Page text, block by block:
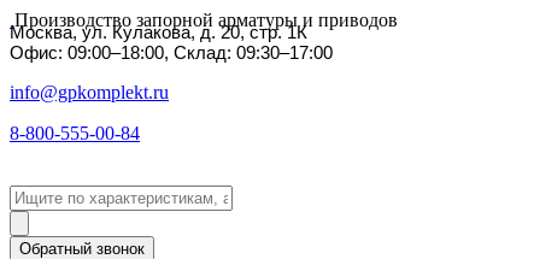
Производство запорной арматуры и приводов
Москва, ул. Кулакова, д. 20, стр. 1К
Офис: 09:00–18:00, Склад: 09:30–17:00
info@gpkomplekt.ru
8-800-555-00-84
Обратный звонок